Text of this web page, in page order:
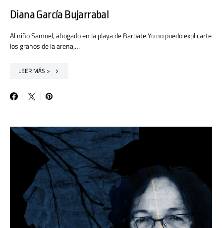
Diana García Bujarrabal
Al niño Samuel, ahogado en la playa de Barbate Yo no puedo explicarte
los granos de la arena,…
LEER MÁS >